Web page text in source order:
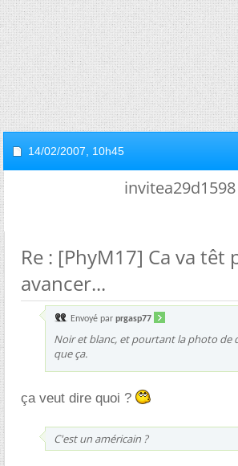
14/02/2007, 10h45
invitea29d1598
Re : [PhyM17] Ca va têt
avancer...
Envoyé par prgasp77
Noir et blanc, et pourtant la photo de
que ça.
ça veut dire quoi ?
C'est un américain ?